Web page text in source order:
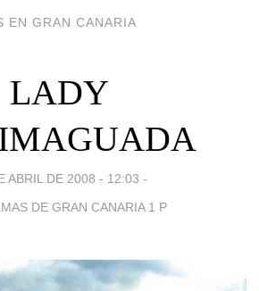
EN GRAN CANARIA
LADY
ABRIL DE 2008 - 12:03 -
DE GRAN CANARIA 1 P